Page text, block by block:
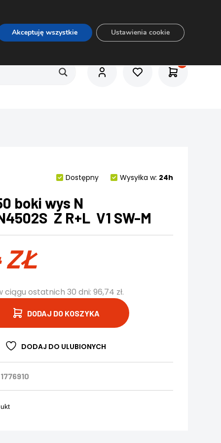
Dostępny Wysyłka w: 24h
boki wys N
Z R+L V1 SW-M
ZŁ
ciągu ostatnich 30 dni: 96,74 zł.
DODAJ DO KOSZYKA
DODAJ DO ULUBIONYCH
Akceptuję wszystkie Ustawienia cookie